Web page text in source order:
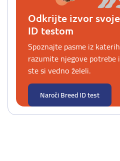
Odkrijte izvor
ID testom
Spoznajte pasme iz
razumite njegove
ste si vedno želeli.
Naroči Breed ID test